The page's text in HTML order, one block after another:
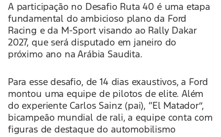
A participação no Desafio Ruta 40 é uma etapa
fundamental do ambicioso plano da Ford
Racing e da M-Sport visando ao Rally Dakar
2027, que será disputado em janeiro do
próximo ano na Arábia Saudita.
Para esse desafio, de 14 dias exaustivos, a Ford
montou uma equipe de pilotos de elite. Além
do experiente Carlos Sainz (pai), “El Matador”,
bicampeão mundial de rali, a equipe conta com
figuras de destaque do automobilismo